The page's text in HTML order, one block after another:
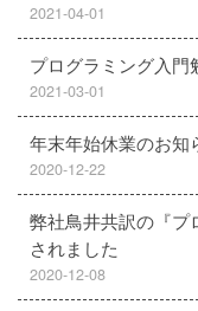
2021-04-01
プログラミング入
2021-03-01
年末年始休業のお
2020-12-22
弊社鳥井共訳の『プ
されました
2020-12-08